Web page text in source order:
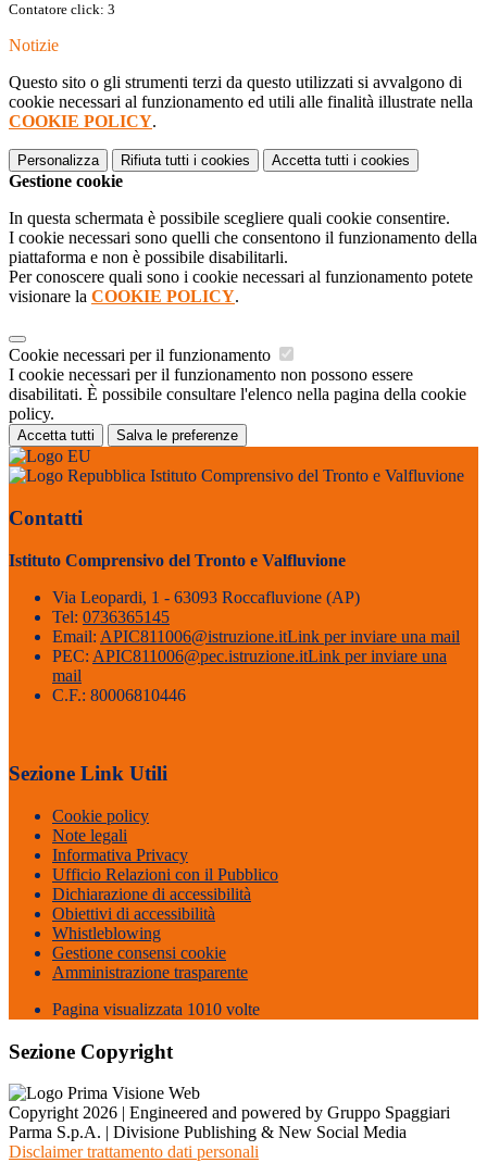
Contatore click: 3
Notizie
Questo sito o gli strumenti terzi da questo utilizzati si avvalgono di
cookie necessari al funzionamento ed utili alle finalità illustrate nella
COOKIE POLICY.
Personalizza Rifiuta tutti i cookies Accetta tutti i cookies
Gestione cookie
In questa schermata è possibile scegliere quali cookie consentire.
I cookie necessari sono quelli che consentono il funzionamento della
piattaforma e non è possibile disabilitarli.
Per conoscere quali sono i cookie necessari al funzionamento potete
visionare la COOKIE POLICY.
Cookie necessari per il funzionamento
I cookie necessari per il funzionamento non possono essere
disabilitati. È possibile consultare l'elenco nella pagina della cookie
policy.
Accetta tutti Salva le preferenze
Istituto Comprensivo del Tronto e Valfluvione
Contatti
Istituto Comprensivo del Tronto e Valfluvione
Via Leopardi, 1 - 63093 Roccafluvione (AP)
Tel: 0736365145
Email: APIC811006@istruzione.itLink per inviare una mail
PEC: APIC811006@pec.istruzione.itLink per inviare una
mail
C.F.: 80006810446
Sezione Link Utili
Cookie policy
Note legali
Informativa Privacy
Ufficio Relazioni con il Pubblico
Dichiarazione di accessibilità
Obiettivi di accessibilità
Whistleblowing
Gestione consensi cookie
Amministrazione trasparente
Pagina visualizzata 1010 volte
Sezione Copyright
Copyright 2026 | Engineered and powered by Gruppo Spaggiari
Parma S.p.A. | Divisione Publishing & New Social Media
Disclaimer trattamento dati personali